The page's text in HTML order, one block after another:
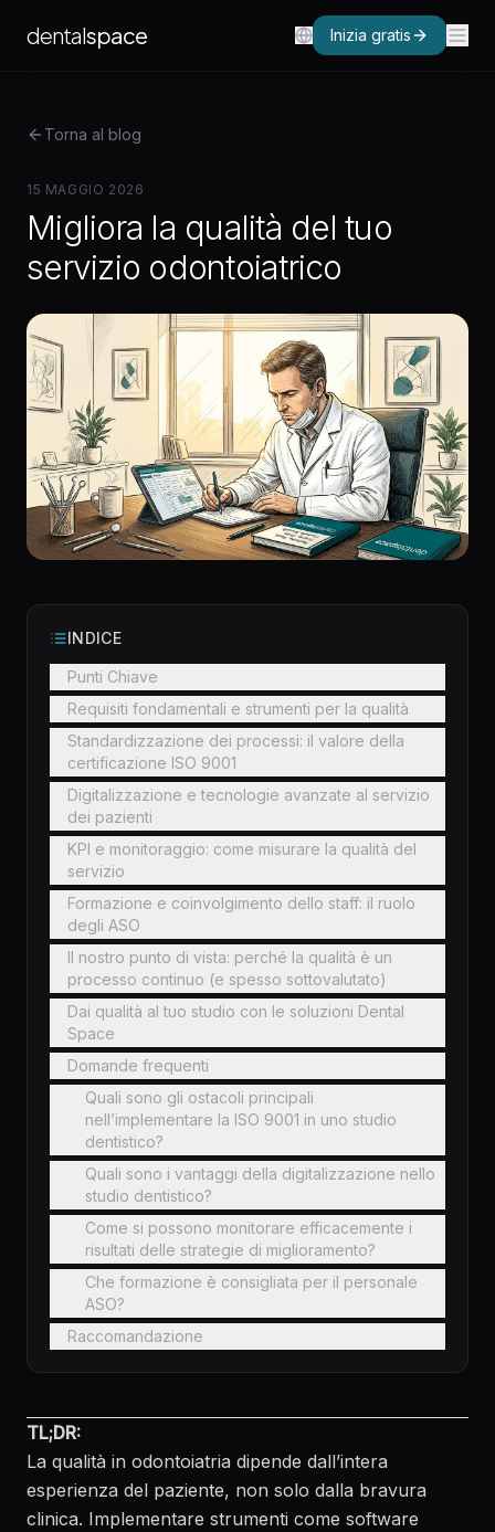
dentalspace Inizia gratis
Torna al blog
15 MAGGIO 2026
Migliora la qualità del tuo
servizio odontoiatrico
INDICE
Punti Chiave
Requisiti fondamentali e strumenti per la qualità
Standardizzazione dei processi: il valore della
certificazione ISO 9001
Digitalizzazione e tecnologie avanzate al servizio
dei pazienti
KPI e monitoraggio: come misurare la qualità del
servizio
Formazione e coinvolgimento dello staff: il ruolo
degli ASO
Il nostro punto di vista: perché la qualità è un
processo continuo (e spesso sottovalutato)
Dai qualità al tuo studio con le soluzioni Dental
Space
Domande frequenti
Quali sono gli ostacoli principali
nell’implementare la ISO 9001 in uno studio
dentistico?
Quali sono i vantaggi della digitalizzazione nello
studio dentistico?
Come si possono monitorare efficacemente i
risultati delle strategie di miglioramento?
Che formazione è consigliata per il personale
ASO?
Raccomandazione
TL;DR:
La qualità in odontoiatria dipende dall’intera
esperienza del paziente, non solo dalla bravura
clinica. Implementare strumenti come software